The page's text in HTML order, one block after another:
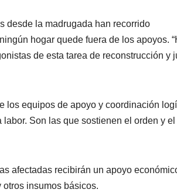
desde la madrugada han recorrido
hogar quede fuera de los apoyos.
de esta tarea de reconstrucción y
los equipos de apoyo y coordinación
Son las que sostienen el orden y
afectadas recibirán un apoyo
insumos básicos.